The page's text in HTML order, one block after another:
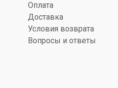
Оплата
Доставка
Условия возврата
Вопросы и ответы